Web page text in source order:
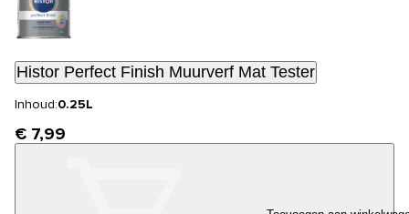
Histor Perfect Finish Muurverf Mat Tester
Inhoud:0.25L
€ 7,99